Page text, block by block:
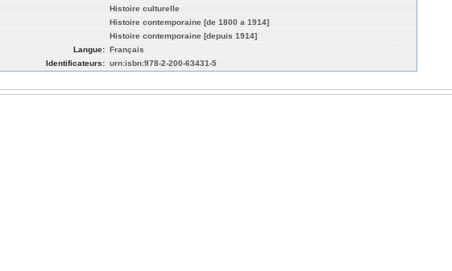
Histoire culturelle
Histoire contemporaine [de 1800 a 1914]
Histoire contemporaine [depuis 1914]
Langue: Français
Identificateurs: urn:isbn:978‑2-200‑63431‑5